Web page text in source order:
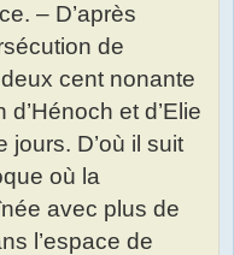
– D’après
de
cent nonante
et d’Elie
jours. D’où il suit
où la
avec plus de
l’espace de